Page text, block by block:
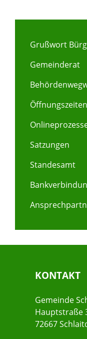
Grußwort
Gemeinderat
Öffnungszeiten
Satzungen
Standesamt
KONTAKT
Gemeinde
Hauptstraße
72667